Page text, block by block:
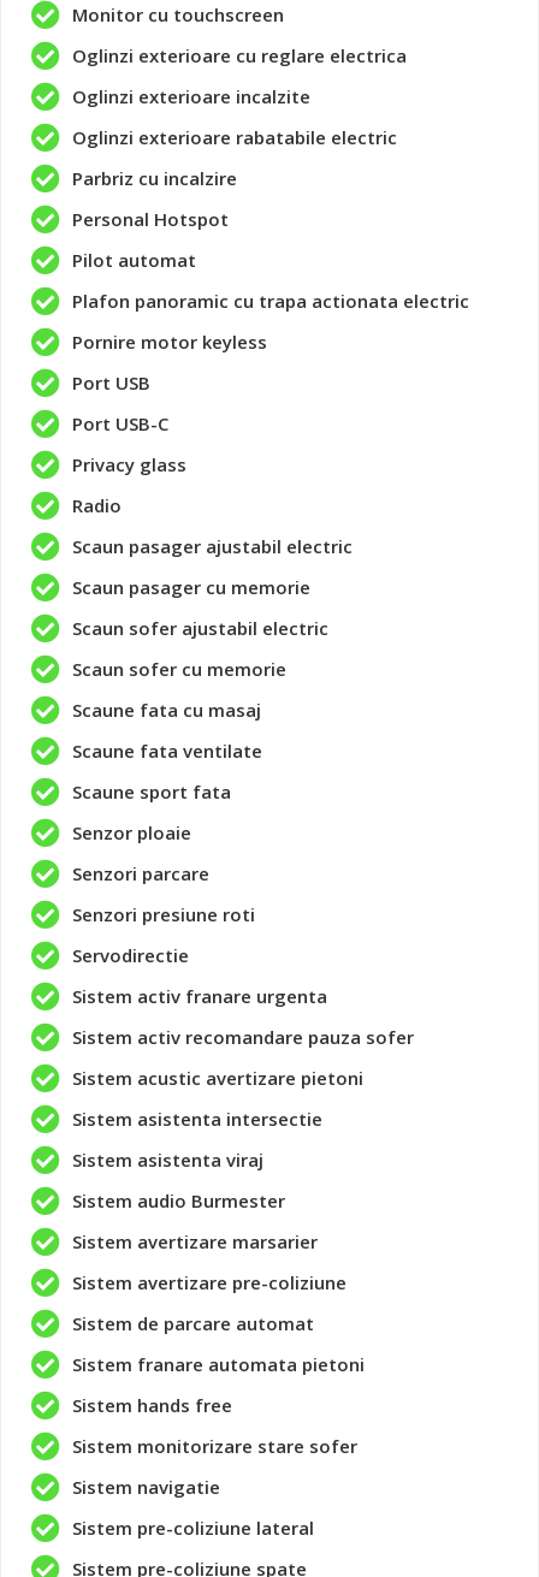
Monitor cu touchscreen
Oglinzi exterioare cu reglare electrica
Oglinzi exterioare incalzite
Oglinzi exterioare rabatabile electric
Parbriz cu incalzire
Personal Hotspot
Pilot automat
Plafon panoramic cu trapa actionata electric
Pornire motor keyless
Port USB
Port USB-C
Privacy glass
Radio
Scaun pasager ajustabil electric
Scaun pasager cu memorie
Scaun sofer ajustabil electric
Scaun sofer cu memorie
Scaune fata cu masaj
Scaune fata ventilate
Scaune sport fata
Senzor ploaie
Senzori parcare
Senzori presiune roti
Servodirectie
Sistem activ franare urgenta
Sistem activ recomandare pauza sofer
Sistem acustic avertizare pietoni
Sistem asistenta intersectie
Sistem asistenta viraj
Sistem audio Burmester
Sistem avertizare marsarier
Sistem avertizare pre-coliziune
Sistem de parcare automat
Sistem franare automata pietoni
Sistem hands free
Sistem monitorizare stare sofer
Sistem navigatie
Sistem pre-coliziune lateral
Sistem pre-coliziune spate